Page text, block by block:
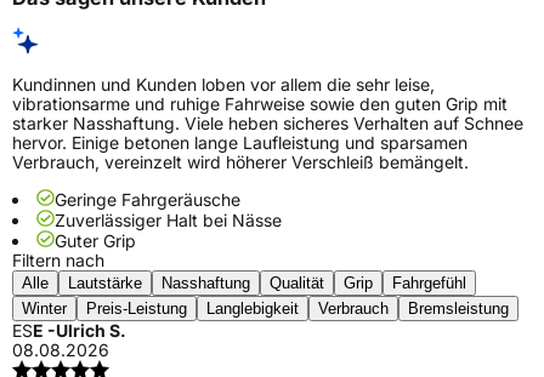
Kundinnen und Kunden loben vor allem die sehr leise,
vibrationsarme und ruhige Fahrweise sowie den guten Grip mit
starker Nasshaftung. Viele heben sicheres Verhalten auf Schnee
hervor. Einige betonen lange Laufleistung und sparsamen
Verbrauch, vereinzelt wird höherer Verschleiß bemängelt.
Geringe Fahrgeräusche
Zuverlässiger Halt bei Nässe
Guter Grip
Filtern nach
Alle Lautstärke Nasshaftung Qualität Grip
Fahrgefühl
Winter
Preis-Leistung Langlebigkeit Verbrauch Bremsleistung
ESE -Ulrich S.
08.08.2026